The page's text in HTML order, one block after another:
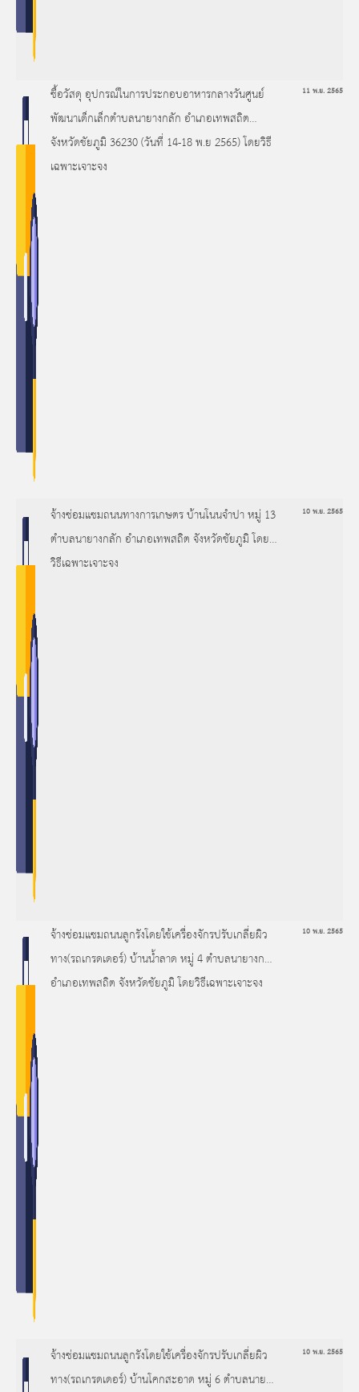
ซื้อวัสดุ อุปกรณ์ในการประกอบอาหารกลางวันศูนย์
พัฒนาเด็กเล็กตำบลนายางกลัก อำเภอเทพสถิต
จังหวัดชัยภูมิ 36230 (วันที่ 14-18 พ.ย 2565) โดยวิธี
เฉพาะเจาะจง
11 พ.ย. 2565
จ้างซ่อมแซมถนนทางการเกษตร บ้านโนนจำปา หมู่ 13
ตำบลนายางกลัก อำเภอเทพสถิต จังหวัดชัยภูมิ โดย
วิธีเฉพาะเจาะจง
10 พ.ย. 2565
จ้างซ่อมแซมถนนลูกรังโดยใช้เครื่องจักรปรับเกลี่ยผิว
ทาง(รถเกรดเดอร์) บ้านน้ำลาด หมู่ 4 ตำบลนายางกลัก
อำเภอเทพสถิต จังหวัดชัยภูมิ โดยวิธีเฉพาะเจาะจง
10 พ.ย. 2565
จ้างซ่อมแซมถนนลูกรังโดยใช้เครื่องจักรปรับเกลี่ยผิว
ทาง(รถเกรดเดอร์) บ้านโคกสะอาด หมู่ 6 ตำบลนายาง
10 พ.ย. 2565